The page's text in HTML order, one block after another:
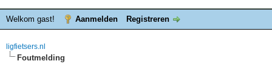
Welkom gast! Aanmelden Registreren
ligfietsers.nl
Foutmelding